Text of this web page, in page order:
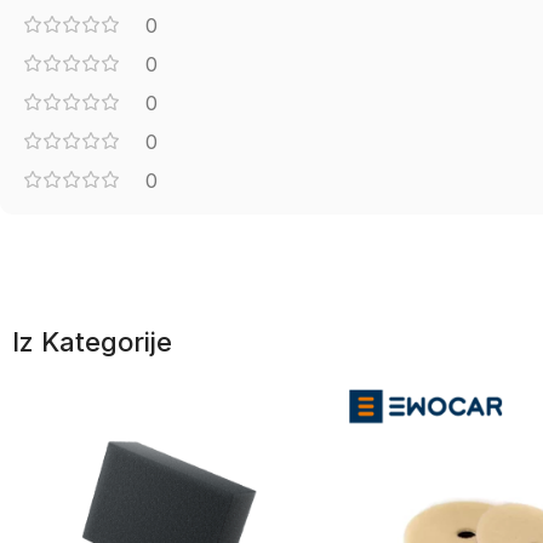
0
0
0
0
0
Iz Kategorije